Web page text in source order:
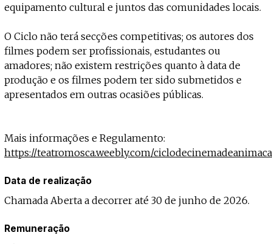
equipamento cultural e juntos das comunidades locais.
O Ciclo não terá secções competitivas; os autores dos
filmes podem ser profissionais, estudantes ou
amadores; não existem restrições quanto à data de
produção e os filmes podem ter sido submetidos e
apresentados em outras ocasiões públicas.
Mais informações e Regulamento:
https://teatromosca.weebly.com/
Data de realização
Chamada Aberta a decorrer até 30 de junho de 2026.
Remuneração